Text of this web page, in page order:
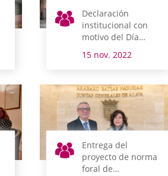
Declaración
institucional con
motivo del Día
Infancia
15 nov. 2022
Entrega del
proyecto de norma
foral de